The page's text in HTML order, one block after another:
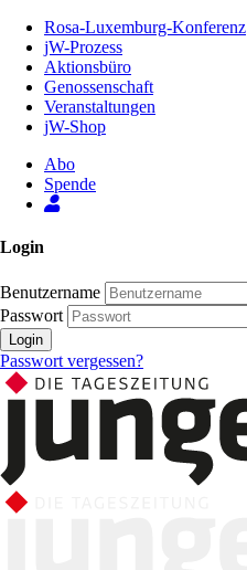
Inhalt
Seite
Rosa-Luxemburg-Konferenz
jW-Prozess
Aktionsbüro
Genossenschaft
Veranstaltungen
jW-Shop
Abo
Spende
Login
Benutzername
Passwort
Login
Passwort vergessen?